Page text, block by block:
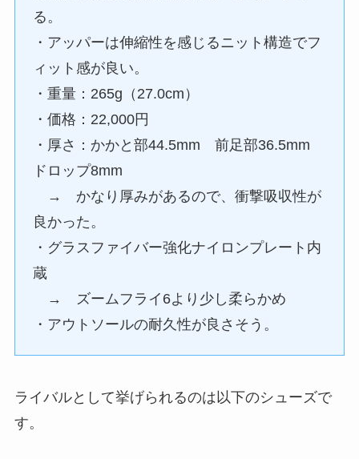
る。
・アッパーは伸縮性を感じるニット構造でフ
ィット感が良い。
・重量：265g（27.0cm）
・価格：22,000円
・厚さ：かかと部44.5mm 前足部36.5mm
ドロップ8mm
→ かなり厚みがあるので、衝撃吸収性が
良かった。
・グラスファイバー強化ナイロンプレート内
蔵
→ ズームフライ6より少し柔らかめ
・アウトソールの耐久性が良さそう。
ライバルとして挙げられるのは以下のシューズで
す。